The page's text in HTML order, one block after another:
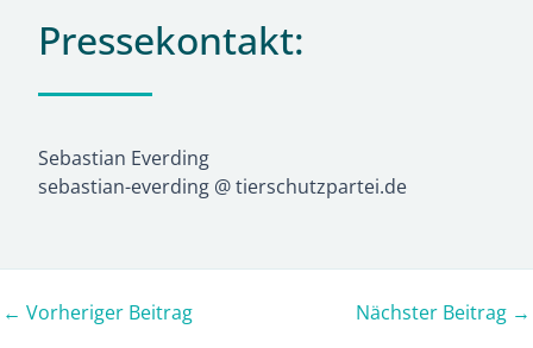
Pressekontakt:
Sebastian Everding
sebastian-everding @ tierschutzpartei.de
← Vorheriger Beitrag Nächster Beitrag →